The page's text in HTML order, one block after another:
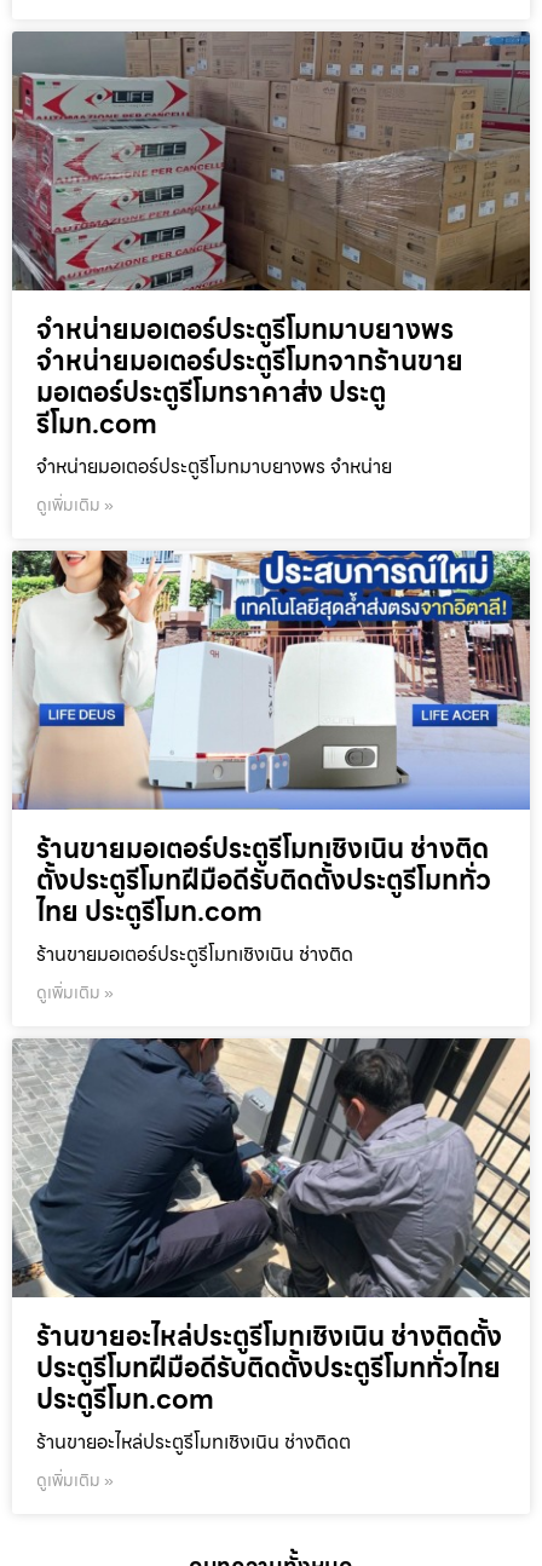
จำหน่ายมอเตอร์ประตูรีโมทมาบยางพร
จำหน่ายมอเตอร์ประตูรีโมทจากร้านขาย
มอเตอร์ประตูรีโมทราคาส่ง ประตู
รีโมท.com
จำหน่ายมอเตอร์ประตูรีโมทมาบยางพร จำหน่าย
ดูเพิ่มเติม »
ร้านขายมอเตอร์ประตูรีโมทเชิงเนิน ช่างติด
ตั้งประตูรีโมทฝีมือดีรับติดตั้งประตูรีโมททั่ว
ไทย ประตูรีโมท.com
ร้านขายมอเตอร์ประตูรีโมทเชิงเนิน ช่างติด
ดูเพิ่มเติม »
ร้านขายอะไหล่ประตูรีโมทเชิงเนิน ช่างติดตั้ง
ประตูรีโมทฝีมือดีรับติดตั้งประตูรีโมททั่วไทย
ประตูรีโมท.com
ร้านขายอะไหล่ประตูรีโมทเชิงเนิน ช่างติดต
ดูเพิ่มเติม »